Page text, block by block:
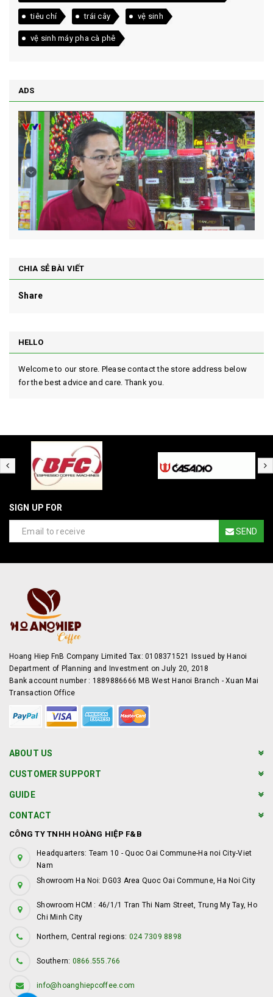
tiêu chí trái cây vệ sinh
vệ sinh máy pha cà phê
ADS
CHIA SẺ BÀI VIẾT
Share
HELLO
Welcome to our store. Please contact the store address below
for the best advice and care. Thank you.
SIGN UP FOR
SEND
Hoang Hiep FnB Company Limited Tax: 0108371521 Issued by Hanoi
Department of Planning and Investment on July 20, 2018
Bank account number : 1889886666 MB West Hanoi Branch - Xuan Mai
Transaction Office
ABOUT US
CUSTOMER SUPPORT
GUIDE
CONTACT
CÔNG TY TNHH HOÀNG HIỆP F&B
Headquarters: Team 10 - Quoc Oai Commune-Ha noi City-Viet
Nam
Showroom Ha Noi: DG03 Area Quoc Oai Commune, Ha Noi City
Showroom HCM : 46/1/1 Tran Thi Nam Street, Trung My Tay, Ho
Chi Minh City
Northern, Central regions: 024 7309 8898
Southern: 0866.555.766
info@hoanghiepcoffee.com